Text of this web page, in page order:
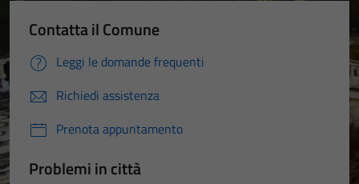
Contatta il Comune
Leggi le domande frequenti
Richiedi assistenza
Prenota appuntamento
Problemi in città